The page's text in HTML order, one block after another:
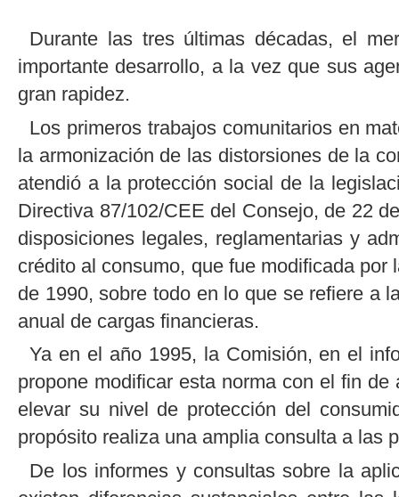
Durante las tres últimas décadas, el
importante desarrollo, a la vez que sus
gran rapidez.
Los primeros trabajos comunitarios en
la armonización de las distorsiones de la
atendió a la protección social de la
Directiva 87/102/CEE del Consejo, de 22
disposiciones legales, reglamentarias y
crédito al consumo, que fue modificada
de 1990, sobre todo en lo que se refiere a
anual de cargas financieras.
Ya en el año 1995, la Comisión, en el
propone modificar esta norma con el fin
elevar su nivel de protección del
propósito realiza una amplia consulta a las
De los informes y consultas sobre la